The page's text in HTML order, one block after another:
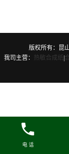
版权所有：昆
我司主营： 热敏合成纸
电 话